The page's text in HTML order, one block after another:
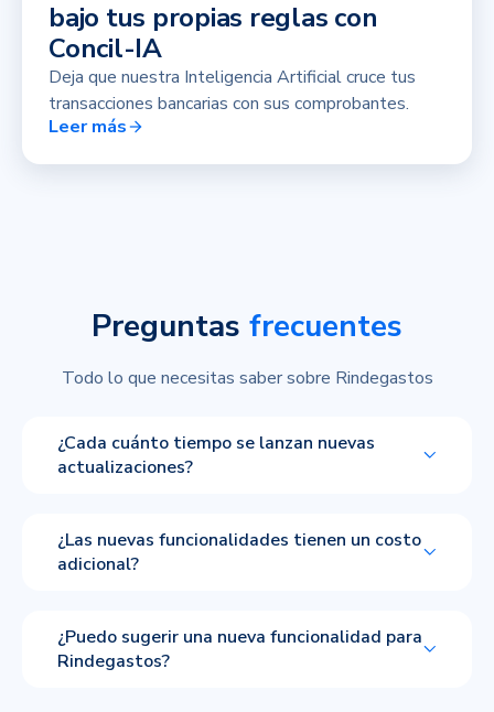
bajo tus propias reglas con
Concil-IA
Deja que nuestra Inteligencia Artificial cruce tus
transacciones bancarias con sus comprobantes.
Leer más
Preguntas frecuentes
Todo lo que necesitas saber sobre Rindegastos
¿Cada cuánto tiempo se lanzan nuevas
actualizaciones?
¿Las nuevas funcionalidades tienen un costo
adicional?
¿Puedo sugerir una nueva funcionalidad para
Rindegastos?